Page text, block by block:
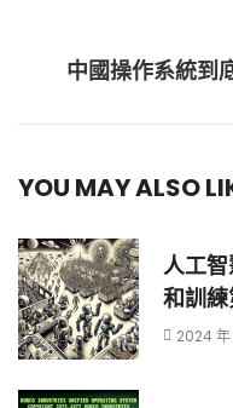
中國操作系統到
YOU MAY ALSO
人工
和訓
2024 年